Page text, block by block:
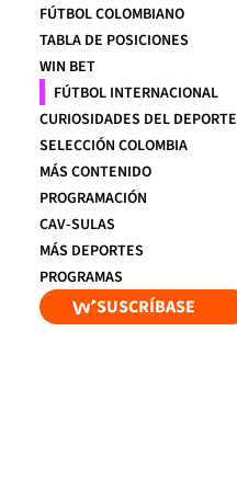
FÚTBOL COLOMBIANO
TABLA DE POSICIONES
WIN BET
FÚTBOL INTERNACIONAL
CURIOSIDADES DEL DEPORTE
SELECCIÓN COLOMBIA
MÁS CONTENIDO
PROGRAMACIÓN
CAV-SULAS
MÁS DEPORTES
PROGRAMAS
SUSCRÍBASE